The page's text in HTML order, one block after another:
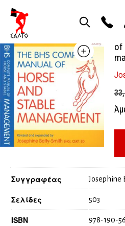
of
Συγγραφέας Josephine
Σελίδες 503
ISBN 978-190-